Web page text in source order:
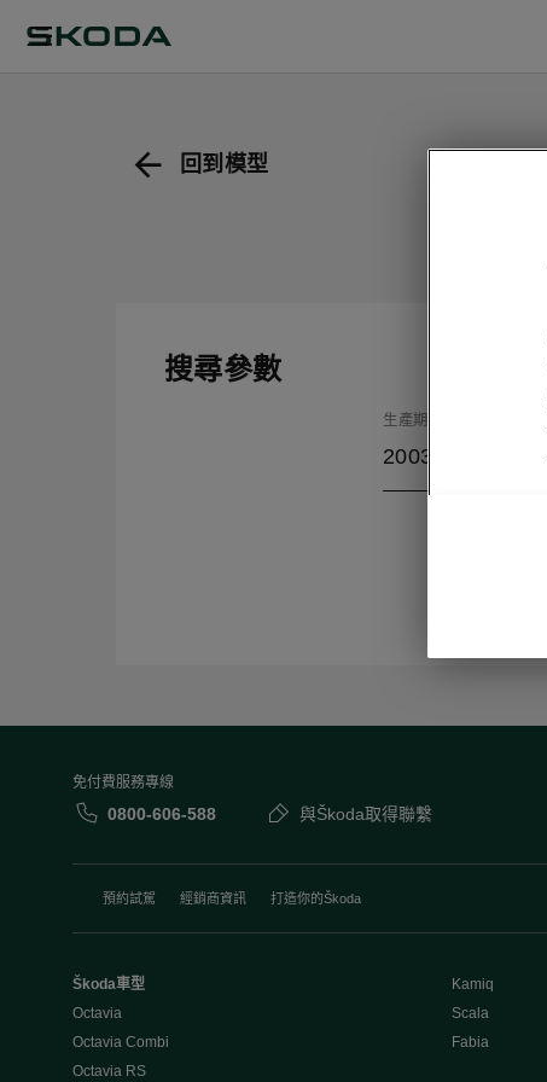
回到模型
搜尋參數
生產期
2003/8
免付費服務專線
0800-606-588 與Škoda取得聯繫
預約試駕 經銷商資訊 打造你的Škoda
Škoda車型
Octavia
Octavia Combi
Octavia RS
Kamiq
Scala
Fabia